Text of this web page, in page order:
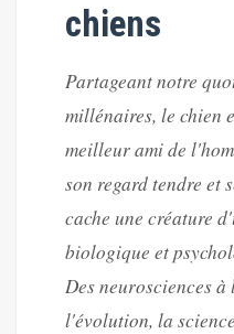
chiens
Partageant notre
millénaires, le chien
meilleur ami de
son regard tendre et
cache une créature
biologique et
Des neurosciences
l'évolution, la